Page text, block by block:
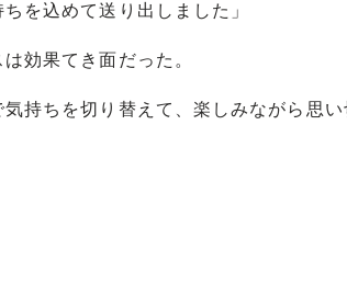
を込めて送り出しました」
効果てき面だった。
気持ちを切り替えて、楽しみながら思